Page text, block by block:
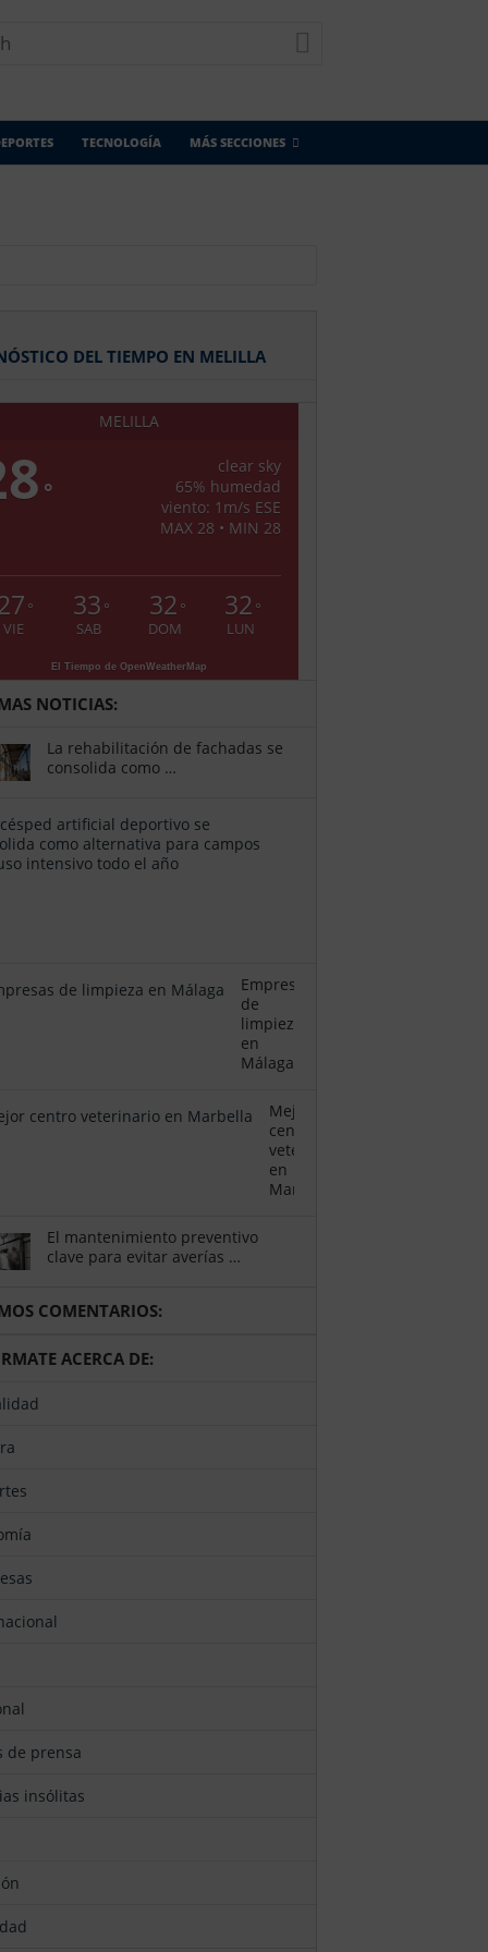
TECNOLOGÍA MÁS SECCIONES
DEL TIEMPO EN MELILLA
MELILLA
°
clear sky
65% humedad
viento: 1m/s ESE
MAX 28 • MIN 28
°
VIE
33 °
SAB
32 °
DOM
32 °
LUN
El Tiempo de OpenWeatherMap
NOTICIAS:
La rehabilitación de fachadas se
consolida como …
Empresas
de
limpieza
en
Málaga
Mejor
centro
veterinario
en
Marbella
El mantenimiento preventivo
clave para evitar averías …
COMENTARIOS:
ACERCA DE:
de prensa
insólitas